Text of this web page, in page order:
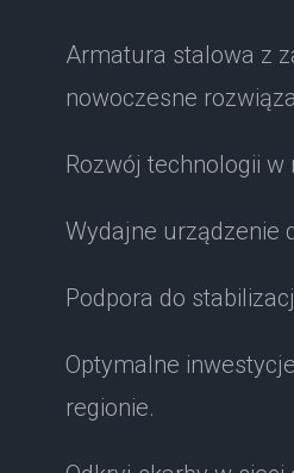
Armatura stalowa z
nowoczesne
Rozwój technologii w
Wydajne urządzenie
Podpora do
Optymalne
regionie.